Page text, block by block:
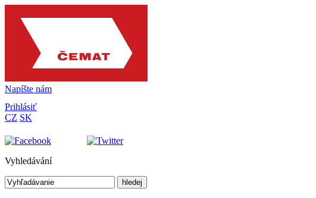
Napíšte nám
Prihlásiť
CZ SK
Vyhledávání
hledej